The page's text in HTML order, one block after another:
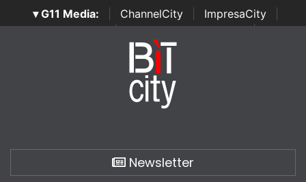
▾ G11 Media: ChannelCity ImpresaCity
SecurityOpenLab | Italian Channel Awards | Italian
Italian Security Awards
Newsletter